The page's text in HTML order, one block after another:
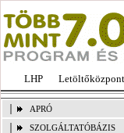
LHP
APRÓ
SZOLGÁLTATÓBÁZIS